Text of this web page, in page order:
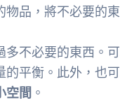
品，將不必要的
不必要的東西。
平衡。此外，也
空間 。